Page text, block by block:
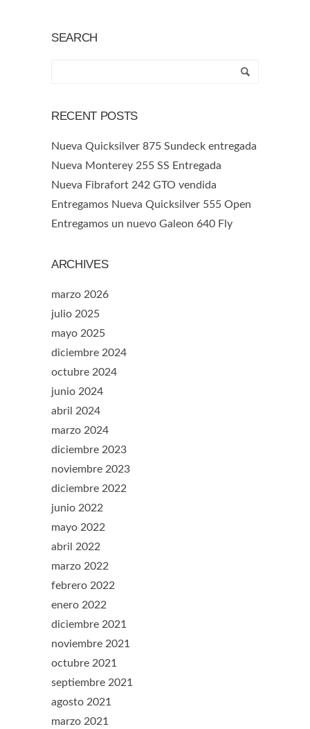
SEARCH
RECENT POSTS
Nueva Quicksilver 875 Sundeck entregada
Nueva Monterey 255 SS Entregada
Nueva Fibrafort 242 GTO vendida
Entregamos Nueva Quicksilver 555 Open
Entregamos un nuevo Galeon 640 Fly
ARCHIVES
marzo 2026
julio 2025
mayo 2025
diciembre 2024
octubre 2024
junio 2024
abril 2024
marzo 2024
diciembre 2023
noviembre 2023
diciembre 2022
junio 2022
mayo 2022
abril 2022
marzo 2022
febrero 2022
enero 2022
diciembre 2021
noviembre 2021
octubre 2021
septiembre 2021
agosto 2021
marzo 2021